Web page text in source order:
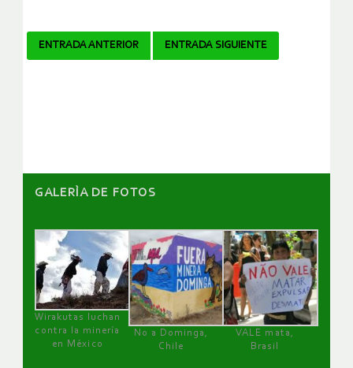
Navegador
ENTRADA ANTERIOR ENTRADA SIGUIENTE
GALERÌA DE FOTOS
Wirakutas luchan
contra la minería
en México
No a Dominga,
Chile
VALE mata,
Brasil